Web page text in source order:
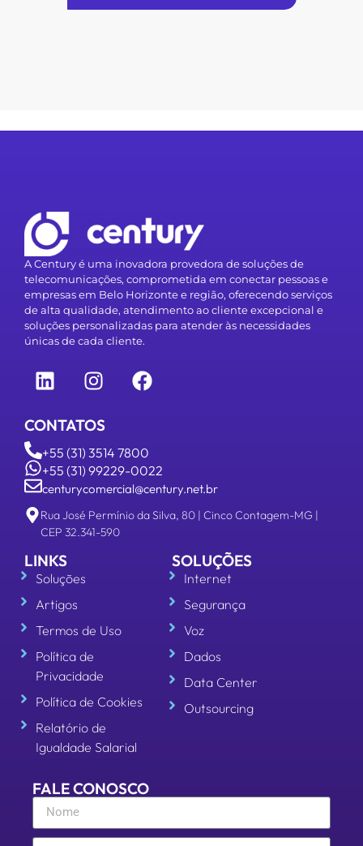
A Century é uma inovadora provedora de soluções de
telecomunicações, comprometida em conectar pessoas e
empresas em Belo Horizonte e região, oferecendo serviços
de alta qualidade, atendimento ao cliente excepcional e
soluções personalizadas para atender às necessidades
únicas de cada cliente.
CONTATOS
+55 (31) 3514 7800
+55 (31) 99229-0022
centurycomercial@century.net.br
Rua José Permínio da Silva, 80 | Cinco Contagem-MG |
CEP 32.341-590
LINKS
Soluções
Artigos
Termos de Uso
Política de
Privacidade
Política de Cookies
Relatório de
Igualdade Salarial
SOLUÇÕES
Internet
Segurança
Voz
Dados
Data Center
Outsourcing
FALE CONOSCO